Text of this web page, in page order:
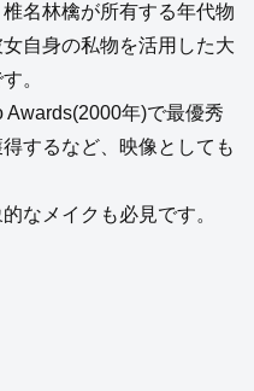
名林檎が所有する年代物
自身の私物を活用した大
。
年)で最優秀
するなど、映像としても
なメイクも必見です。